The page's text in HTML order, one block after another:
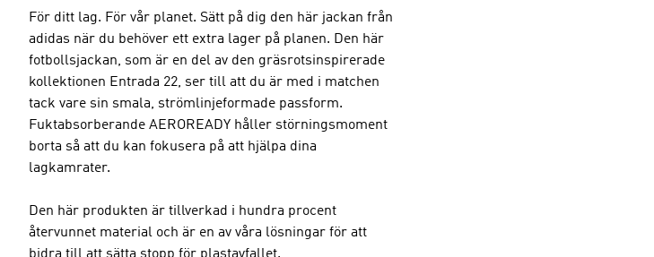
För ditt lag. För vår planet. Sätt på dig den här jackan från
adidas när du behöver ett extra lager på planen. Den här
fotbollsjackan, som är en del av den gräsrotsinspirerade
kollektionen Entrada 22, ser till att du är med i matchen
tack vare sin smala, strömlinjeformade passform.
Fuktabsorberande AEROREADY håller störningsmoment
borta så att du kan fokusera på att hjälpa dina
lagkamrater.
Den här produkten är tillverkad i hundra procent
återvunnet material och är en av våra lösningar för att
bidra till att sätta stopp för plastavfallet.